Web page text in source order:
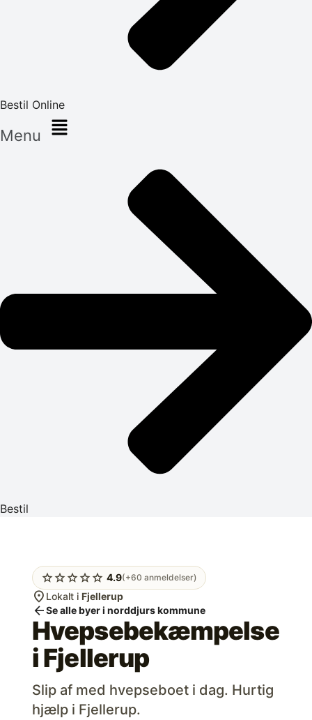
Bestil Online
Menu
Bestil
starstarstarstarstar 4.9(+60 anmeldelser)
location_on Lokalt i Fjellerup
arrow_backSe alle byer i norddjurs kommune
Hvepsebekæmpelse
iFjellerup
Slip af med hvepseboet i dag. Hurtig
hjælp i Fjellerup.